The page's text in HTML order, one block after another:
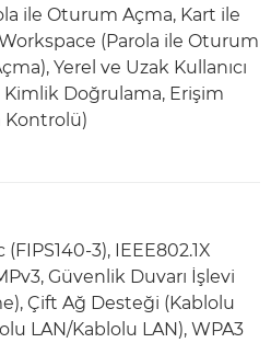
ile Oturum Açma, Kart ile
(Parola ile Oturum
Yerel ve Uzak Kullanıcı
Doğrulama, Erişim
Kontrolü)
(FIPS140-3), IEEE802.1X
Güvenlik Duvarı İşlevi
Çift Ağ Desteği (Kablolu
LAN/Kablolu LAN), WPA3